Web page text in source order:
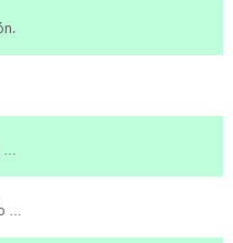
…
…